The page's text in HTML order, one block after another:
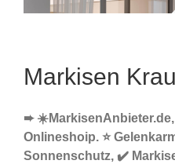
Markisen
➨
Onlineshoip. ⭐
Sonnenschutz, ✔️